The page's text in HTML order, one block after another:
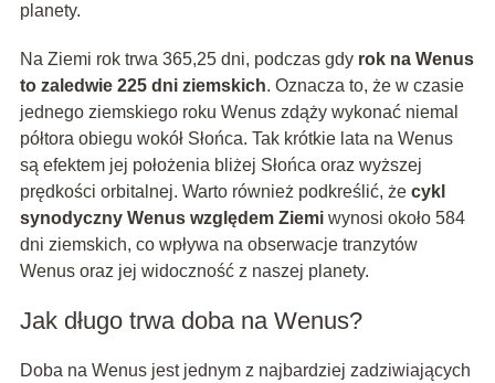
planety.
Na Ziemi rok trwa 365,25 dni, podczas gdy rok na Wenus
to zaledwie 225 dni ziemskich. Oznacza to, że w czasie
jednego ziemskiego roku Wenus zdąży wykonać niemal
półtora obiegu wokół Słońca. Tak krótkie lata na Wenus
są efektem jej położenia bliżej Słońca oraz wyższej
prędkości orbitalnej. Warto również podkreślić, że cykl
synodyczny Wenus względem Ziemiwynosi około 584
dni ziemskich, co wpływa na obserwacje tranzytów
Wenus oraz jej widoczność z naszej planety.
Jak długo trwa doba na Wenus?
Doba na Wenus jest jednym z najbardziej zadziwiających